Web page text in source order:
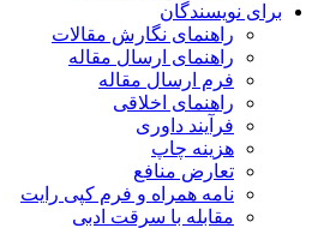
برای نویسندگان
راهنمای نگارش مقالات
راهنمای ارسال مقاله
فرم ارسال مقاله
راهنمای اخلاقی
فرآیند داوری
هزینه چاپ
تعارض منافع
نامه همراه و فرم کپی رایت
مقابله با سرقت ادبی